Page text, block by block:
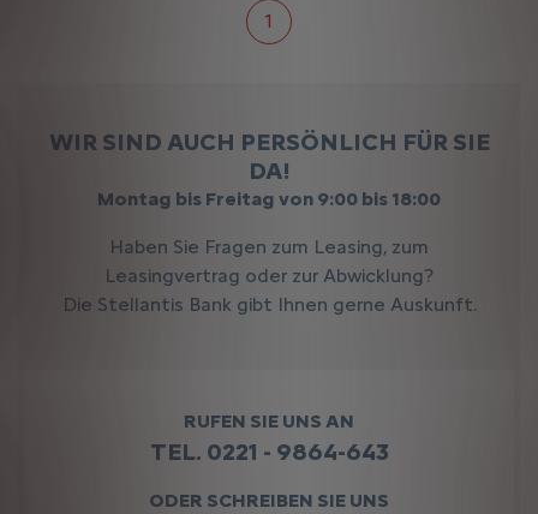
1
WIR SIND AUCH PERSÖNLICH FÜR SIE
DA!
Montag bis Freitag von 9:00 bis 18:00
Haben Sie Fragen zum Leasing, zum
Leasingvertrag oder zur Abwicklung?
Die Stellantis Bank gibt Ihnen gerne Auskunft.
RUFEN SIE UNS AN
TEL. 0221 - 9864-643
ODER SCHREIBEN SIE UNS